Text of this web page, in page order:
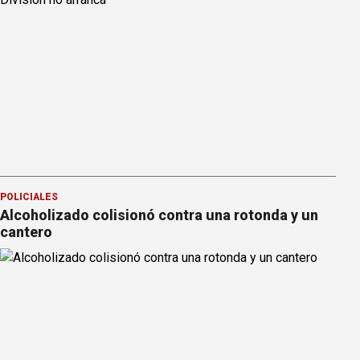
POLICIALES
Alcoholizado colisionó contra una rotonda y un
cantero